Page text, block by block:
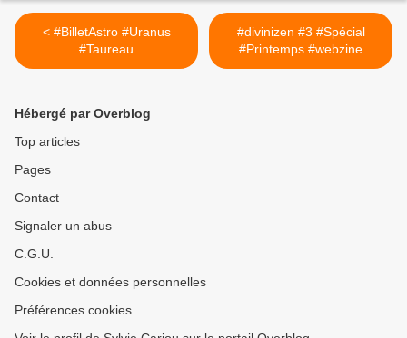
< #BilletAstro #Uranus
#Taureau
#divinizen #3 #Spécial
#Printemps #webzine
#BienEtre #Astro >
Hébergé par Overblog
Top articles
Pages
Contact
Signaler un abus
C.G.U.
Cookies et données personnelles
Préférences cookies